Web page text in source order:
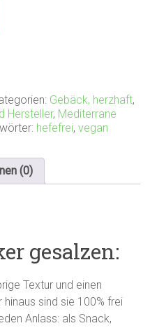
Gebäck, herzhaft,
Hersteller, Mediterrane
hefefrei,vegan
(0)
gesalzen:
Textur und einen
hinaus sind sie 100% frei
Anlass: als Snack,